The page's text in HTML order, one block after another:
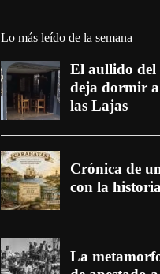
Lo más leído de la semana